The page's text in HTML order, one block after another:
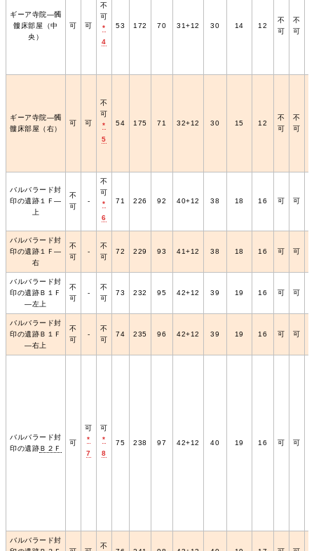
ギーア寺院―髑
髏床部屋（中
央）
可 可
不
可
*
4
53 172 70 31+12 30 14 12
不
可
不
可
ギーア寺院―髑
髏床部屋（右）
可 可
不
可
*
5
54 175 71 32+12 30 15 12
不
可
不
可
バルバラード封
印の遺跡１Ｆ―
上
不
可
‐
不
可
*
6
71 226 92 40+12 38 18 16 可 可
バルバラード封
印の遺跡１Ｆ―
右
不
可
‐
不
可
72 229 93 41+12 38 18 16 可 可
バルバラード封
印の遺跡Ｂ１Ｆ
―左上
不
可
‐
不
可
73 232 95 42+12 39 19 16 可 可
バルバラード封
印の遺跡Ｂ１Ｆ
―右上
不
可
‐
不
可
74 235 96 42+12 39 19 16 可 可
バルバラード封
印の遺跡Ｂ２Ｆ
可
可
*
7
可
*
8
75 238 97 42+12 40 19 16 可 可
バルバラード封
不